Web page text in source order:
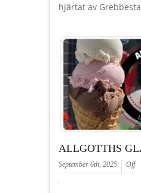
hjärtat av
ALLGOTTHS
September 6th, 2025 Off